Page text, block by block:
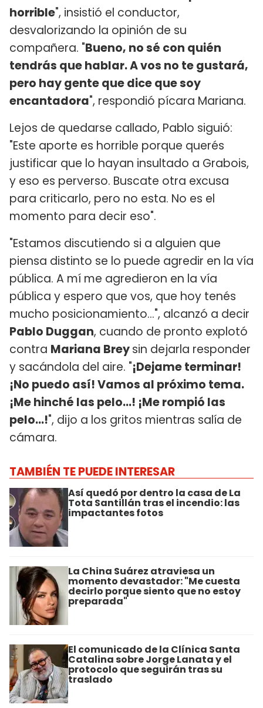
horrible", insistió el conductor,
desvalorizando la opinión de su
compañera. "Bueno, no sé con quién
tendrás que hablar. A vos no te gustará,
pero hay gente que dice que soy
encantadora", respondió pícara Mariana.
Lejos de quedarse callado, Pablo siguió:
"Este aporte es horrible porque querés
justificar que lo hayan insultado a Grabois,
y eso es perverso. Buscate otra excusa
para criticarlo, pero no esta. No es el
momento para decir eso".
"Estamos discutiendo si a alguien que
piensa distinto se lo puede agredir en la vía
pública. A mí me agredieron en la vía
pública y espero que vos, que hoy tenés
mucho posicionamiento...", alcanzó a decir
Pablo Duggan, cuando de pronto explotó
contra Mariana Breysin dejarla responder
y sacándola del aire. "¡Dejame terminar!
¡No puedo así! Vamos al próximo tema.
¡Me hinché las pelo...! ¡Me rompió las
pelo...!", dijo a los gritos mientras salía de
cámara.
TAMBIÉN TE PUEDE INTERESAR
Así quedó por dentro la casa de La
Tota Santillán tras el incendio: las
impactantes fotos
La China Suárez atraviesa un
momento devastador: "Me cuesta
decirlo porque siento que no estoy
preparada"
El comunicado de la Clínica Santa
Catalina sobre Jorge Lanata y el
protocolo que seguirán tras su
traslado